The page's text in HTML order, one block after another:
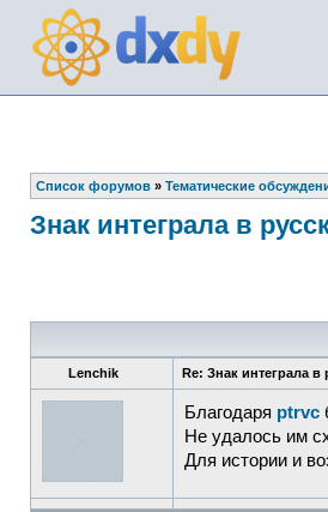
Список форумов » Тематические
Знак интеграла в
Lenchik Re: Знак интеграла в
Благодаря ptrvc
Не удалось им
Для истории и